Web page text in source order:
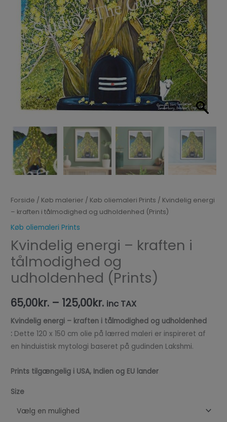
Forside / Køb malerier / Køb oliemaleri Prints / Kvindelig energi
– kraften i tålmodighed og udholdenhed (Prints)
Køb oliemaleri Prints
Kvindelig energi – kraften i
tålmodighed og
udholdenhed (Prints)
65,00kr. – 125,00kr. inc TAX
Kvindelig energi – kraften i tålmodighed og udholdenhed
: Dette 120 x 150 cm olie på lærred maleri er inspireret af
en hinduistisk mytologi baseret på gudinden Lakshmi.
Prints tilgængelig i USA, Indien og EU lander
Size